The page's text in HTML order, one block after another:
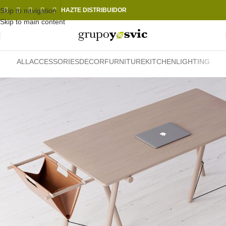
Skip to navigation
Skip to main content
HAZTE DISTRIBUIDOR
ALL ACCESSORIESDECORFURNITUREKITCHENLIGHTING